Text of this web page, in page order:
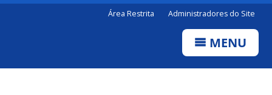
Área Restrita Administradores do Site
MENU